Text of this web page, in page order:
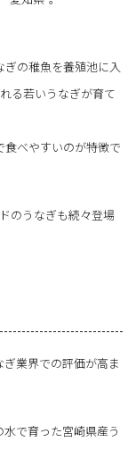
の稚魚を養殖池に入
る若いうなぎが育て
べやすいのが特徴で
のうなぎも続々登場
業界での評価が高ま
で育った宮崎県産う